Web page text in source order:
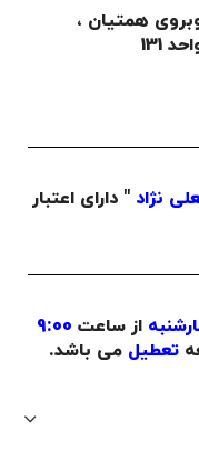
همتیان ،
131
نژاد " دارای اعتبار
از ساعت 9:00
تعطیل می باشد.